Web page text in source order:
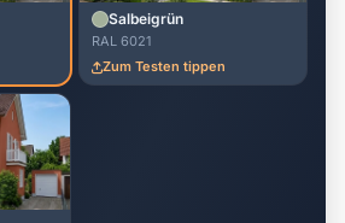
Salbeigrün
RAL 6021
Zum Testen tippen